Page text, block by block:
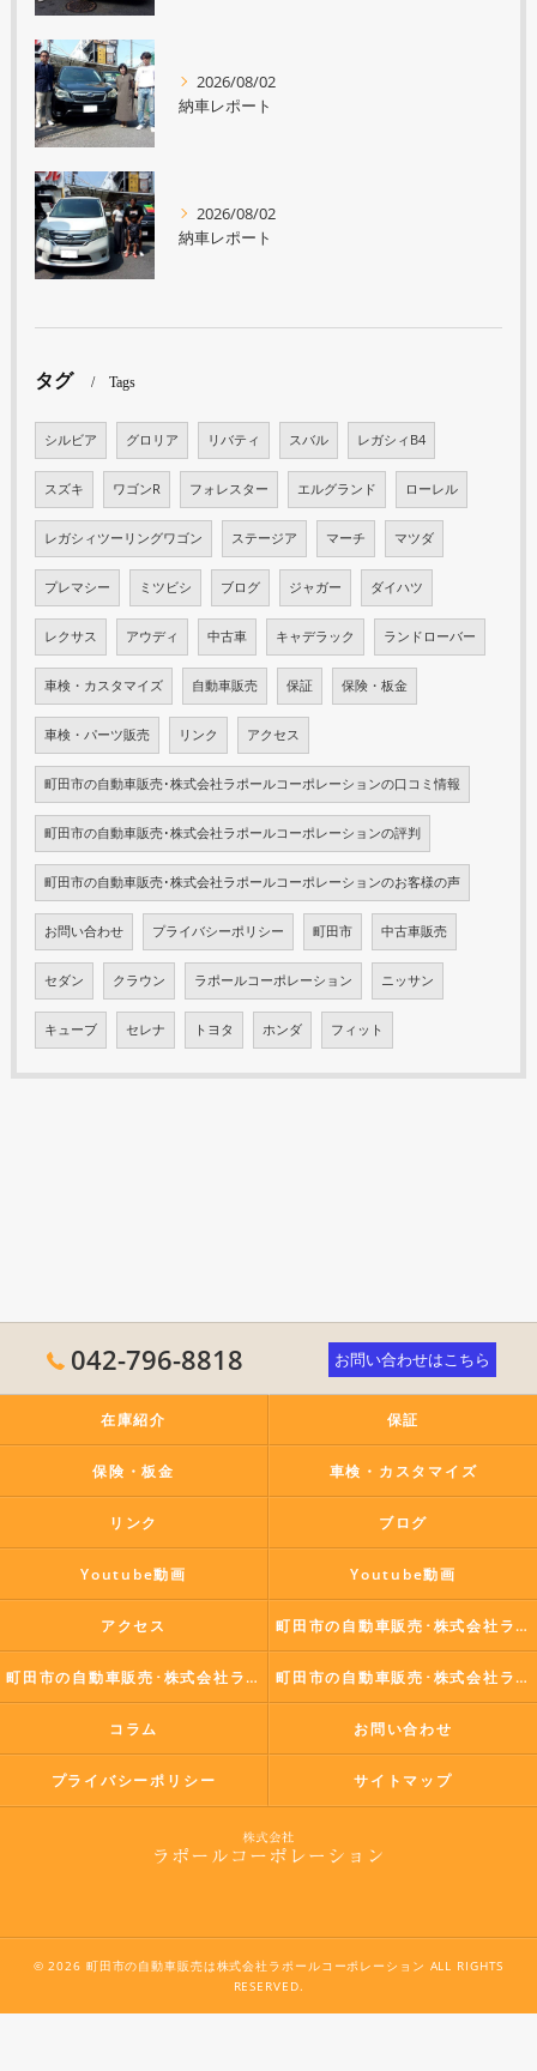
2026/08/02
納車レポート
2026/08/02
納車レポート
タグ Tags
シルビア グロリア リバティ スバル レガシィB4
スズキ ワゴンR フォレスター エルグランド ローレル
レガシィツーリングワゴン ステージア マーチ マツダ
プレマシー ミツビシ ブログ ジャガー ダイハツ
レクサス アウディ 中古車 キャデラック ランドローバー
車検・カスタマイズ 自動車販売 保証 保険・板金
車検・パーツ販売 リンク アクセス
町田市の自動車販売･株式会社ラポールコーポレーションの口コミ情報
町田市の自動車販売･株式会社ラポールコーポレーションの評判
町田市の自動車販売･株式会社ラポールコーポレーションのお客様の声
お問い合わせ プライバシーポリシー 町田市 中古車販売
セダン クラウン ラポールコーポレーション ニッサン
キューブ セレナ トヨタ ホンダ フィット
042-796-8818 お問い合わせはこちら
在庫紹介 保証
保険・板金 車検・カスタマイズ
リンク ブログ
Youtube動画 Youtube動画
アクセス 町田市の自動車販売･株式会社ラポールコーポレーションの口コミ情報
町田市の自動車販売･株式会社ラポールコーポレーションの評判 町田市の自動車販売･株式会社ラポールコーポレーションのお客様の声
コラム お問い合わせ
プライバシーポリシー サイトマップ
© 2026 町田市の自動車販売は株式会社ラポールコーポレーション ALL RIGHTS
RESERVED.